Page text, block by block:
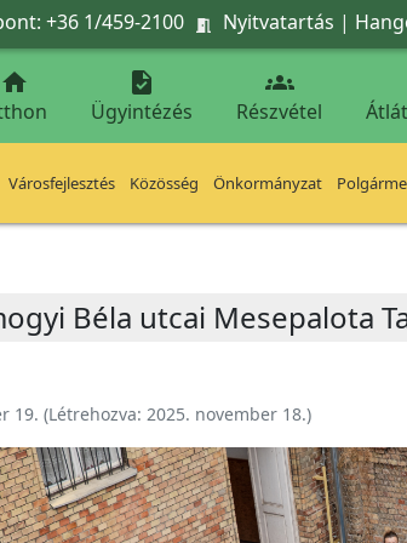
+36 1/459-2100  Nyitvatartás |
 
Ügyintézés

Részvétel
Városfejlesztés Közösség Önkormányzat
Béla utcai Mesepalota
19. (Létrehozva: 2025. november 18.)